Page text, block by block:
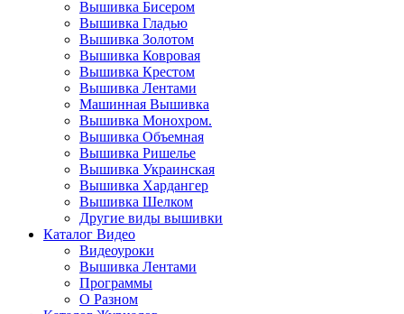
Вышивка Бисером
Вышивка Гладью
Вышивка Золотом
Вышивка Ковровая
Вышивка Крестом
Вышивка Лентами
Машинная Вышивка
Вышивка Монохром.
Вышивка Объемная
Вышивка Ришелье
Вышивка Украинская
Вышивка Хардангер
Вышивка Шелком
Другие виды вышивки
Каталог Видео
Видеоуроки
Вышивка Лентами
Программы
О Разном